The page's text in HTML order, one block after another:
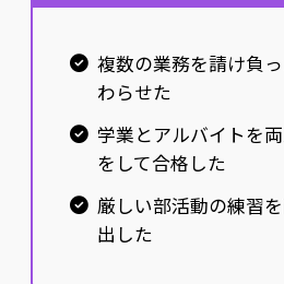
複数の業務を請け負
わらせた
学業とアルバイトを
をして合格した
厳しい部活動の練習
出した